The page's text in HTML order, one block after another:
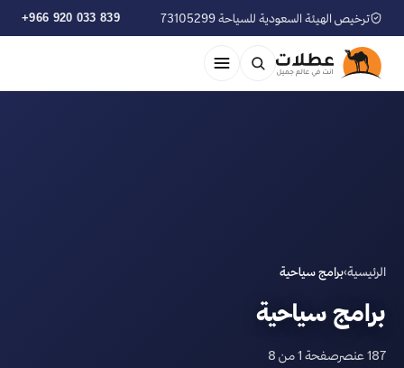
ترخيص الهيئة السعودية للسياحة 73105299 +966 920 033 839
الرئيسية›برامج سياحية
برامج سياحية
187 عنصر صفحة 1 من 8